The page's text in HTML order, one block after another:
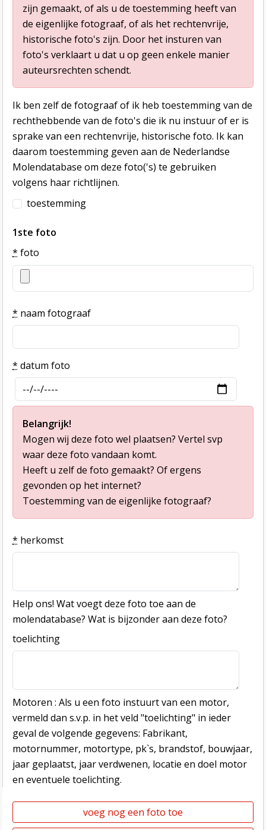
zijn gemaakt, of als u de toestemming heeft van
de eigenlijke fotograaf, of als het rechtenvrije,
historische foto's zijn. Door het insturen van
foto's verklaart u dat u op geen enkele manier
auteursrechten schendt.
Ik ben zelf de fotograaf of ik heb toestemming van de
rechthebbende van de foto's die ik nu instuur of er is
sprake van een rechtenvrije, historische foto. Ik kan
daarom toestemming geven aan de Nederlandse
Molendatabase om deze foto('s) te gebruiken
volgens haar richtlijnen.
toestemming
1ste foto
* foto
* naam fotograaf
* datum foto
Belangrijk!
Mogen wij deze foto wel plaatsen? Vertel svp
waar deze foto vandaan komt.
Heeft u zelf de foto gemaakt? Of ergens
gevonden op het internet?
Toestemming van de eigenlijke fotograaf?
* herkomst
Help ons! Wat voegt deze foto toe aan de
molendatabase? Wat is bijzonder aan deze foto?
toelichting
Motoren : Als u een foto instuurt van een motor,
vermeld dan s.v.p. in het veld "toelichting" in ieder
geval de volgende gegevens: Fabrikant,
motornummer, motortype, pk`s, brandstof, bouwjaar,
jaar geplaatst, jaar verdwenen, locatie en doel motor
en eventuele toelichting.